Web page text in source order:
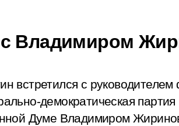
с Владимиром
встретился с руководителем
демократическая
Думе Владимиром